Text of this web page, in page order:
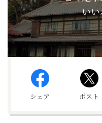
い
シェア ポスト